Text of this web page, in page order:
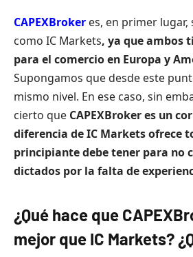
CAPEXBroker es, en primer
como IC Markets, ya que ambos
para el comercio en Europa y
Supongamos que desde este
mismo nivel. En ese caso, sin
cierto que CAPEXBroker es un
diferencia de IC Markets ofrece
principiante debe tener para no
dictados por la falta de
¿Qué hace que
mejor que IC Markets?